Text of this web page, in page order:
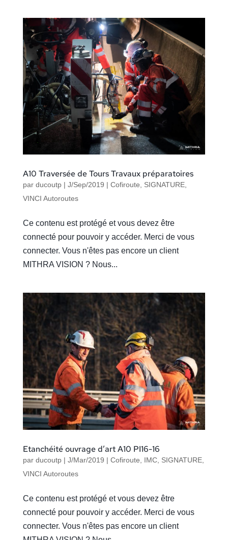
A10 Traversée de Tours Travaux préparatoires
par ducoutp| J/Sep/2019 | Cofiroute, SIGNATURE,
VINCI Autoroutes
Ce contenu est protégé et vous devez être
connecté pour pouvoir y accéder. Merci de vous
connecter. Vous n'êtes pas encore un client
MITHRA VISION ? Nous...
Etanchéité ouvrage d’art A10 PI16-16
par ducoutp| J/Mar/2019 | Cofiroute IMC, SIGNATURE,
VINCI Autoroutes
Ce contenu est protégé et vous devez être
connecté pour pouvoir y accéder. Merci de vous
connecter. Vous n'êtes pas encore un client